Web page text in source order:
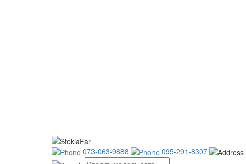
073-063-9888 095-291-8307